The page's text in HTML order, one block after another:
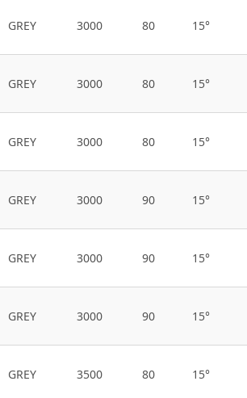
GREY 3000 80 15°
GREY 3000 80 15°
GREY 3000 80 15°
GREY 3000 90 15°
GREY 3000 90 15°
GREY 3000 90 15°
GREY 3500 80 15°